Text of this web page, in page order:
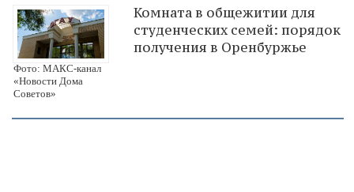
Фото: МАКС-канал
«Новости Дома
Советов»
Комната в общежитии для
студенческих семей: порядок
получения в Оренбуржье